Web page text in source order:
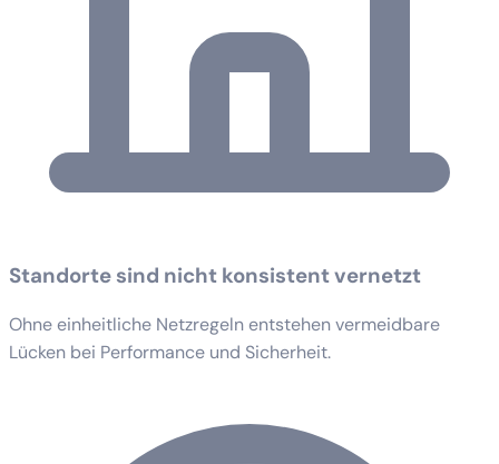
Standorte sind nicht konsistent vernetzt
Ohne einheitliche Netzregeln entstehen vermeidbare
Lücken bei Performance und Sicherheit.